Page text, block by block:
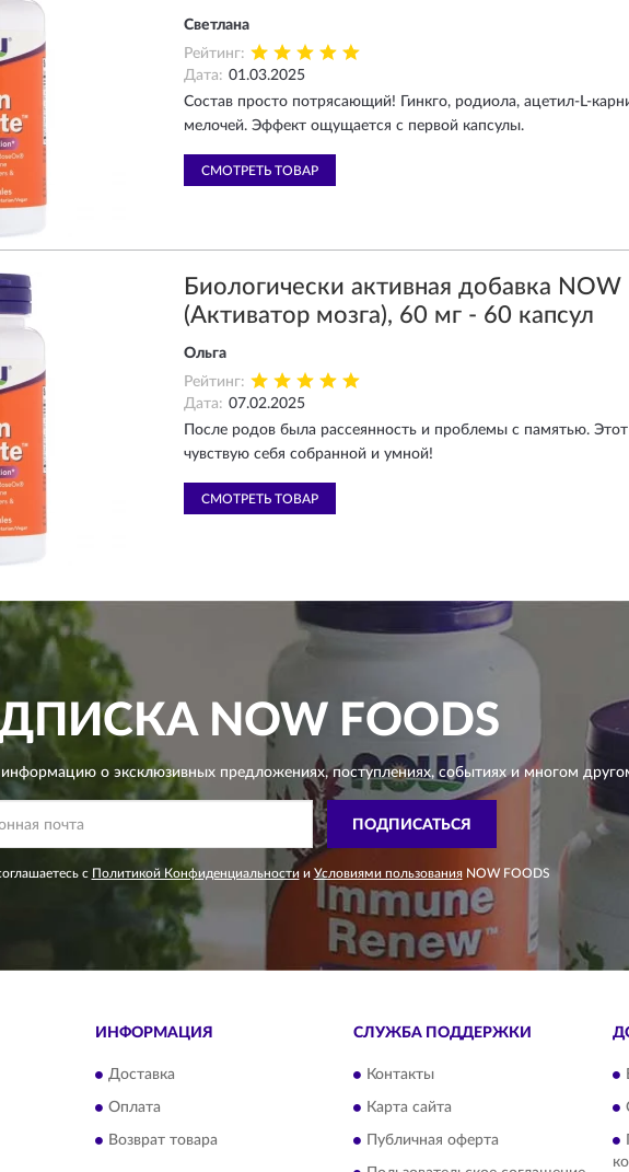
Светлана
Рейтинг:
Дата: 01.03.2025
Состав просто потрясающий! Гинкго, родиола, ацетил-L-
мелочей. Эффект ощущается с первой капсулы.
СМОТРЕТЬ ТОВАР
Биологически активная добавка NOW
(Активатор мозга), 60 мг - 60 капсул
Ольга
Рейтинг:
Дата: 07.02.2025
После родов была рассеянность и проблемы с памятью.
чувствую себя собранной и умной!
СМОТРЕТЬ ТОВАР
NOW FOODS
о эксклюзивных предложениях,поступлениях, событиях и многом
ПОДПИСАТЬСЯ
с Политикой Конфиденциальности и Условиями пользованияNOW FOODS
ИНФОРМАЦИЯ
Доставка
Оплата
Возврат товара
СЛУЖБА ПОДДЕРЖКИ
Контакты
Карта сайта
Публичная оферта